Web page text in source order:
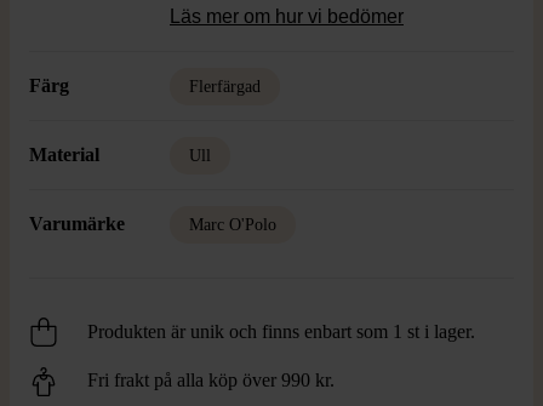
Läs mer om hur vi bedömer
Färg Flerfärgad
Material Ull
Varumärke Marc O'Polo
Produkten är unik och finns enbart som 1 st i lager.
Fri frakt på alla köp över 990 kr.